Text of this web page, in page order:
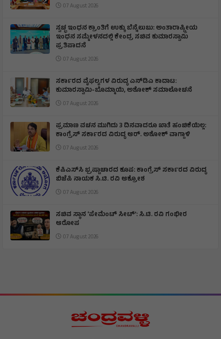
07 August 2026
ಸ್ವಚ್ಛ ಇಂಧನ ಕ್ರಾಂತಿಗೆ ಉಕ್ಕು ಬೆನ್ನೆಲುಬು: ಅಂತಾರಾಷ್ಟ್ರೀಯ
ಇಂಧನ ಸಮ್ಮೇಳನದಲ್ಲಿ ಕೇಂದ್ರ ಸಚಿವ ಕುಮಾರಸ್ವಾಮಿ
ಪ್ರತಿಪಾದನೆ
07 August 2026
ಸರ್ಕಾರದ ವೈಫಲ್ಯಗಳ ವಿರುದ್ಧ ಎನ್‌ಡಿಎ ಕಾದಾಟ:
ಕುಮಾರಸ್ವಾಮಿ-ಬೊಮ್ಮಾಯಿ, ಅಶೋಕ್ ಸಮಾಲೋಚನೆ
07 August 2026
ಪ್ರಮಾಣ ವಚನ ಮುಗಿದು 3 ದಿನವಾದರೂ ಖಾತೆ ಹಂಚಿಕೆಯಿಲ್ಲ:
ಕಾಂಗ್ರೆಸ್ ಸರ್ಕಾರದ ವಿರುದ್ಧ ಆರ್‌. ಅಶೋಕ್ ವಾಗ್ದಾಳಿ
07 August 2026
ಕೆಪಿಎಸ್‌ಸಿ ಭ್ರಷ್ಟಾಚಾರದ ಕೂಪ: ಕಾಂಗ್ರೆಸ್ ಸರ್ಕಾರದ ವಿರುದ್ಧ
ಬಿಜೆಪಿ ನಾಯಕ ಸಿ.ಟಿ. ರವಿ ಆಕ್ರೋಶ
07 August 2026
ಸಚಿವ ಸ್ಥಾನ ‘ಪೇಮೆಂಟ್ ಸೀಟ್’: ಸಿ.ಟಿ. ರವಿ ಗಂಭೀರ
ಆರೋಪ
07 August 2026